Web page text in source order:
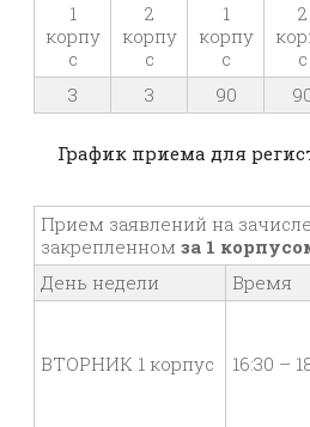
1
корпу
с
2
корпу
с
1
корпу
с
2
с
3
3 90
График приема для
Прием заявлений на
закрепленном за 1
День недели
Время
ВТОРНИК 1 корпус 16:30 –